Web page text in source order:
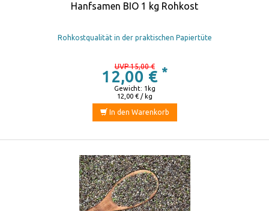
Hanfsamen BIO 1 kg Rohkost
Rohkostqualität in der praktischen Papiertüte
UVP 15,00 €
12,00 € *
12,00 € / kg
Gewicht: 1kg
In den Warenkorb